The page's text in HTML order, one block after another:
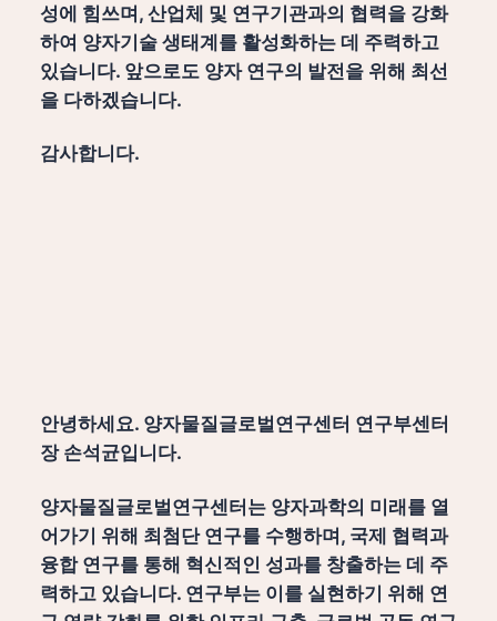
성에 힘쓰며, 산업체 및 연구기관과의 협력을 강화
하여 양자기술 생태계를 활성화하는 데 주력하고
있습니다. 앞으로도 양자 연구의 발전을 위해 최선
을 다하겠습니다.
감사합니다.
안녕하세요. 양자물질글로벌연구센터 연구부센터
장 손석균입니다.
양자물질글로벌연구센터는 양자과학의 미래를 열
어가기 위해 최첨단 연구를 수행하며, 국제 협력과
융합 연구를 통해 혁신적인 성과를 창출하는 데 주
력하고 있습니다. 연구부는 이를 실현하기 위해 연